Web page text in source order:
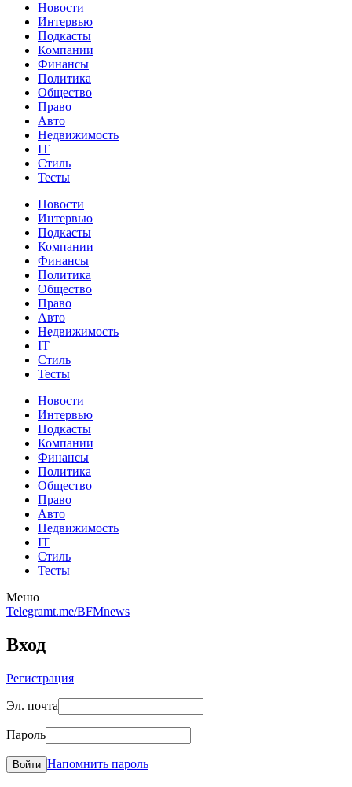
Новости
Интервью
Подкасты
Компании
Финансы
Политика
Общество
Право
Авто
Недвижимость
IT
Стиль
Тесты
Новости
Интервью
Подкасты
Компании
Финансы
Политика
Общество
Право
Авто
Недвижимость
IT
Стиль
Тесты
Новости
Интервью
Подкасты
Компании
Финансы
Политика
Общество
Право
Авто
Недвижимость
IT
Стиль
Тесты
Меню
Telegramt.me/BFMnews
Вход
Регистрация
Эл. почта
Пароль
Войти Напомнить пароль